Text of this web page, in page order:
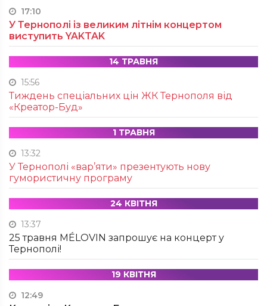
17:10
У Тернополі із великим літнім концертом
виступить YAKTAK
14 ТРАВНЯ
15:56
Тиждень спеціальних цін ЖК Тернополя від
«Креатор-Буд»
1 ТРАВНЯ
13:32
У Тернополі «вар’яти» презентують нову
гумористичну програму
24 КВІТНЯ
13:37
25 травня MÉLOVIN запрошує на концерт у
Тернополі!
19 КВІТНЯ
12:49